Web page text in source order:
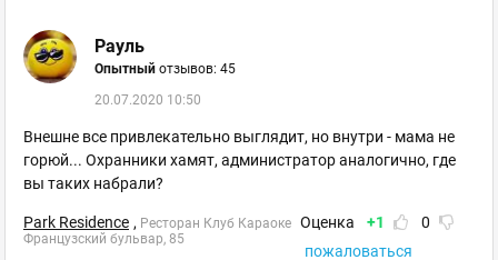
Рауль
Опытный отзывов: 45
20.07.2020 10:50
Внешне все привлекательно выглядит, но внутри - мама не
горюй... Охранники хамят, администратор аналогично, где
вы таких набрали?
Park Residence , Ресторан Клуб Караоке
Французский бульвар, 85
Оценка +1
0
пожаловаться